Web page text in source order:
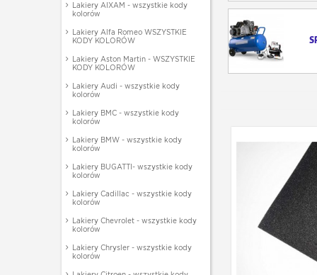
Lakiery AIXAM - wszystkie kody
kolorów
Lakiery Alfa Romeo WSZYSTKIE
KODY KOLORÓW
Lakiery Aston Martin - WSZYSTKIE
KODY KOLORÓW
Lakiery Audi - wszystkie kody
kolorów
Lakiery BMC - wszystkie kody
kolorów
Lakiery BMW - wszystkie kody
kolorów
Lakiery BUGATTI- wszystkie kody
kolorów
Lakiery Cadillac - wszystkie kody
kolorów
Lakiery Chevrolet - wszystkie kody
kolorów
Lakiery Chrysler - wszystkie kody
kolorów